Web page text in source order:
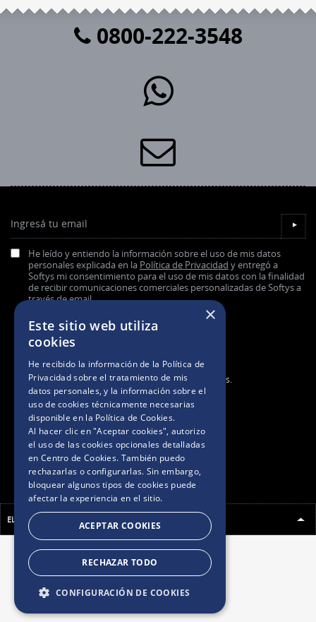
0800-222-3548
Ingresá tu email
He leído y entiendo la información sobre el uso de mis datos
personales explicada en la Política de Privacidad y entregó a
Softys mi consentimiento para el uso de mis datos con la finalidad
de recibir comunicaciones comerciales personalizadas de Softys a
través de email.
▼
2025. Todos los derechos reservados.
BASES Y CONDICIONES
POLÍTICAS DE PRIVACIDAD
AVISO DE COOKIES
ELEGÍ TU PAÍS
×
Este sitio web utiliza
cookies
He recibido la información de la Política de
Privacidadsobre el tratamiento de mis
datos personales, y la información sobre el
uso de cookies técnicamente necesarias
disponible en la Política de Cookies.
Al hacer clic en "Aceptar cookies", autorizo
el uso de las cookies opcionales detalladas
en Centro de Cookies. También puedo
rechazarlas o configurarlas. Sin embargo,
bloquear algunos tipos de cookies puede
afectar la experiencia en el sitio.
ACEPTAR COOKIES
RECHAZAR TODO
CONFIGURACIÓN DE COOKIES